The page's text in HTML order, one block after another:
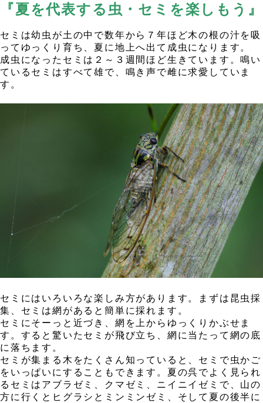
『夏を代表する虫・セミを楽しもう』
セミは幼虫が土の中で数年から７年ほど木の根の汁を吸
ってゆっくり育ち、夏に地上へ出て成虫になります。
成虫になったセミは２～３週間ほど生きています。鳴い
ているセミはすべて雄で、鳴き声で雌に求愛していま
す。
セミにはいろいろな楽しみ方があります。まずは昆虫採
集、セミは網があると簡単に採れます。
セミにそーっと近づき、網を上からゆっくりかぶせま
す。すると驚いたセミが飛び立ち、網に当たって網の底
に落ちます。
セミが集まる木をたくさん知っていると、セミで虫かご
をいっぱいにすることもできます。夏の呉でよく見られ
るセミはアブラゼミ、クマゼミ、ニイニイゼミで、山の
方に行くとヒグラシとミンミンゼミ、そして夏の後半に